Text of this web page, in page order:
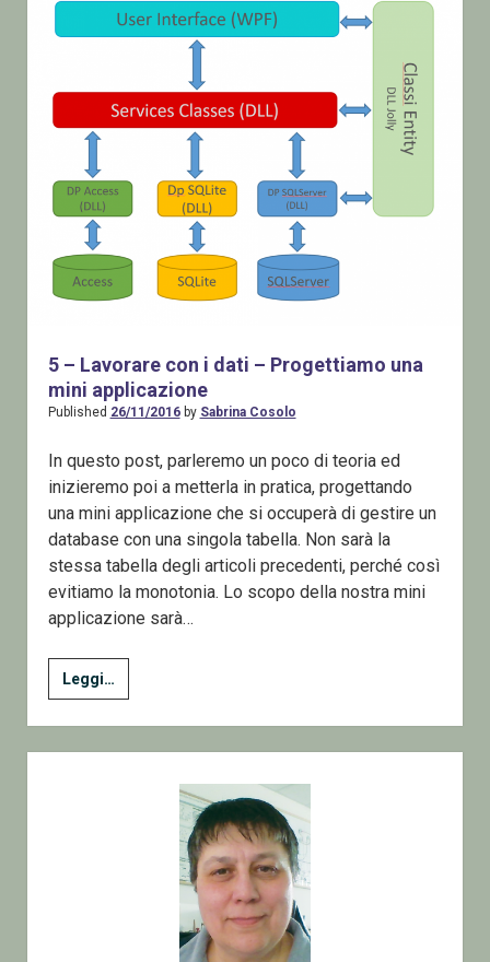
5 – Lavorare con i dati – Progettiamo una
mini applicazione
Published 26/11/2016by Sabrina Cosolo
In questo post, parleremo un poco di teoria ed
inizieremo poi a metterla in pratica, progettando
una mini applicazione che si occuperà di gestire un
database con una singola tabella. Non sarà la
stessa tabella degli articoli precedenti, perché così
evitiamo la monotonia. Lo scopo della nostra mini
applicazione sarà…
Leggi…
–
Lavorare
con
Progettiamo
applicazione